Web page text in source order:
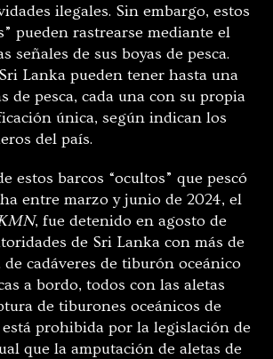
ilegales. Sin embargo, estos
pueden rastrearse mediante el
señales de sus boyas de pesca.
Lanka pueden tener hasta una
de pesca, cada una con su propia
única, según indican los
del país.
estos barcos “ocultos” que pescó
entre marzo y junio de 2024, el
, fue detenido en agosto de
de Sri Lanka con más de
cadáveres de tiburón oceánico
a bordo, todos con las aletas
de tiburones oceánicos de
prohibida por la legislación de
que la amputación de aletas de